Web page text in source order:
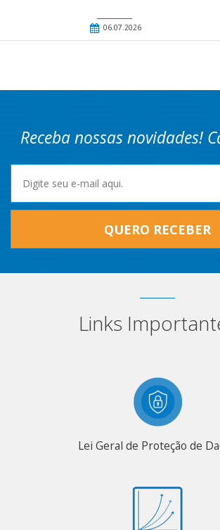
06.07.2026
Receba nossas novidades!
QUERO RECEBER
Links
Lei Geral de Proteção de